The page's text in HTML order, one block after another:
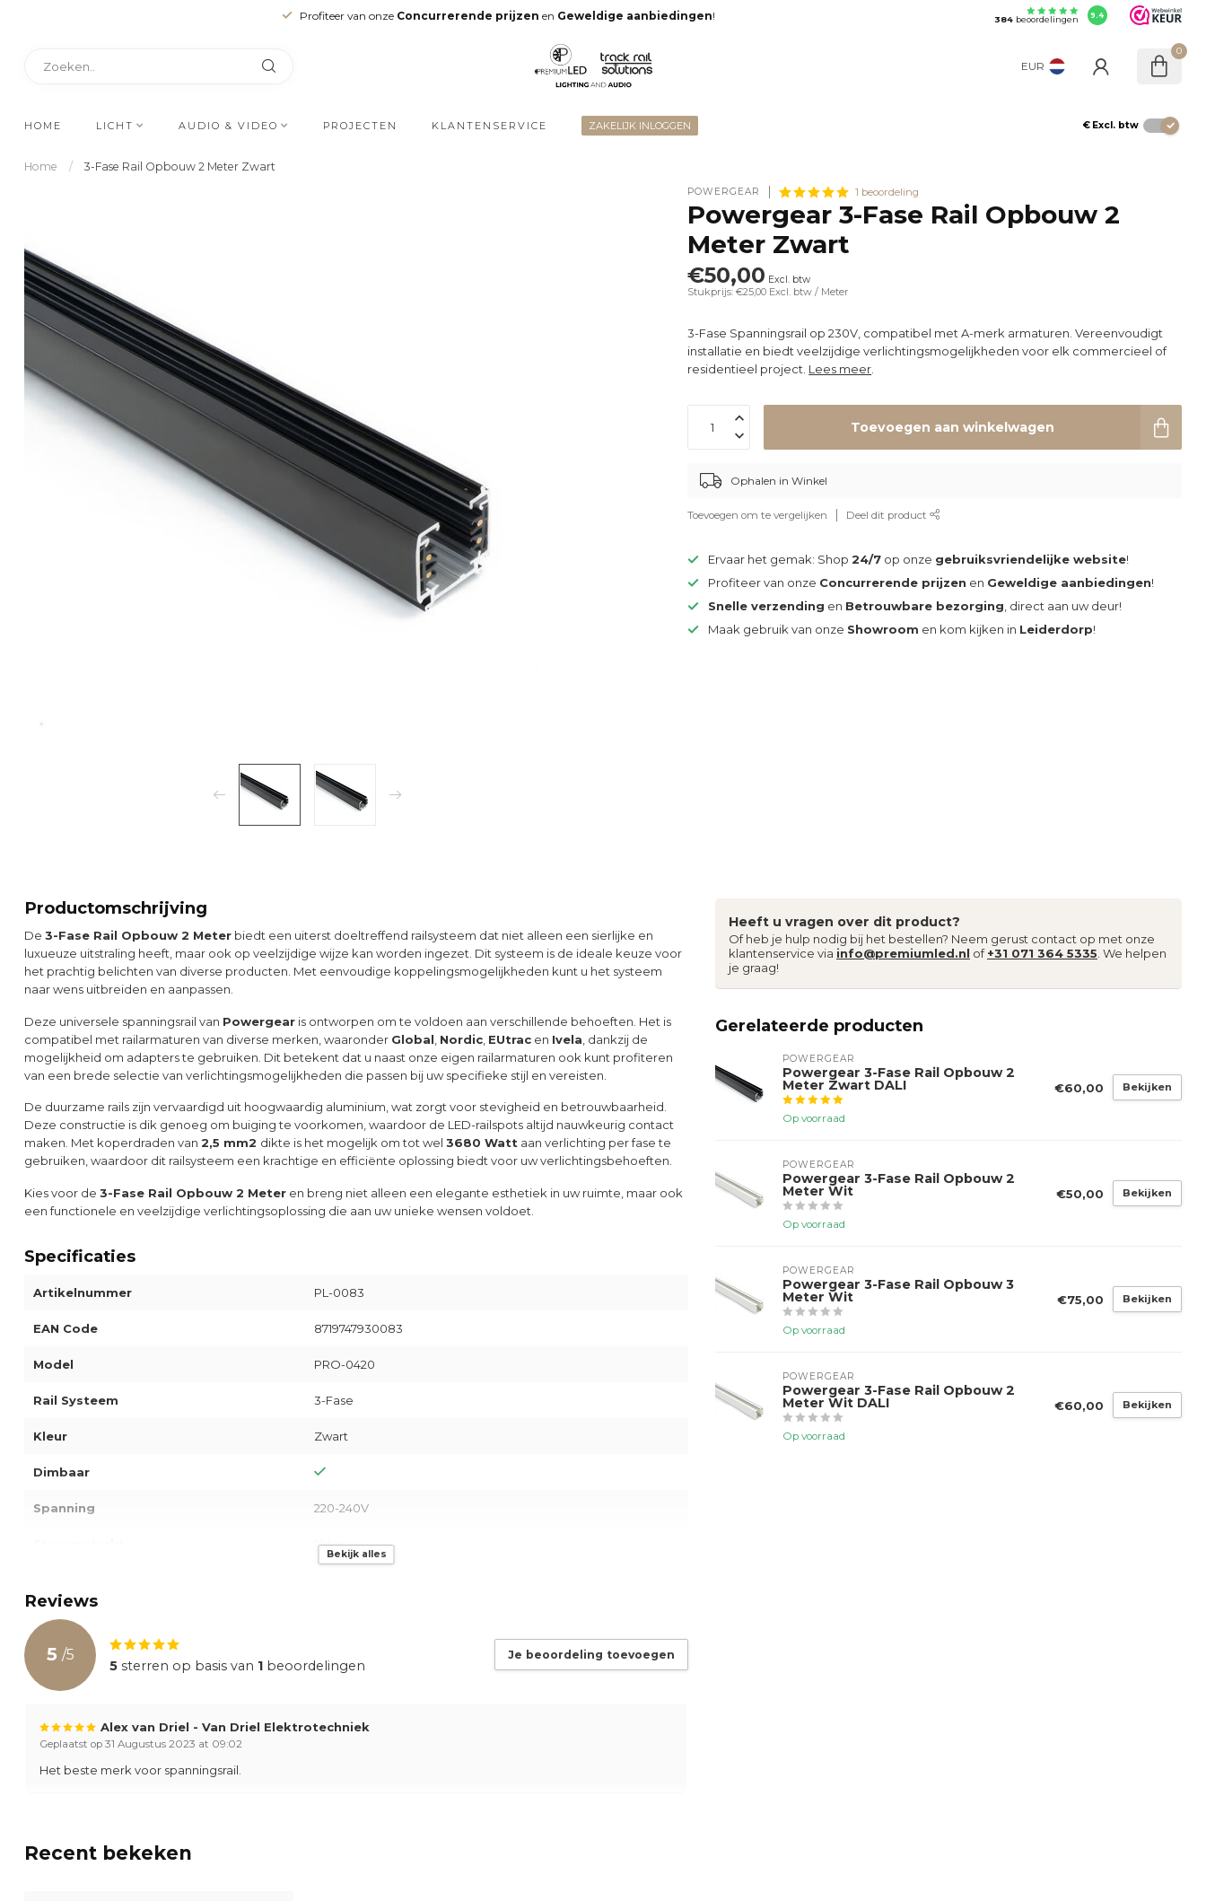
Profiteer van onze Concurrerende prijzen en Geweldige aanbiedingen! 384beoordelingen 9.4
EUR
0
HOME LICHT AUDIO & VIDEO PROJECTEN KLANTENSERVICE ZAKELIJK INLOGGEN € Excl. btw
Home / 3-Fase Rail Opbouw 2 Meter Zwart
POWERGEAR 1 beoordeling
Powergear 3-Fase Rail Opbouw 2
Meter Zwart
€50,00 Excl. btw
Stukprijs: €25,00 Excl. btw / Meter
3-Fase Spanningsrail op 230V, compatibel met A-merk armaturen. Vereenvoudigt
installatie en biedt veelzijdige verlichtingsmogelijkheden voor elk commercieel of
residentieel project. Lees meer
Toevoegen aan winkelwagen
Ophalen in Winkel
Toevoegen om te vergelijken Deel dit product
Ervaar het gemak: Shop24/7 op onze gebruiksvriendelijke website!
Profiteer van onze Concurrerende prijzen en Geweldige aanbiedingen!
Snelle verzending en Betrouwbare bezorging , direct aan uw deur!
Maak gebruik van onze Showroom en kom kijken in Leiderdorp!
Productomschrijving
De 3-Fase Rail Opbouw 2 Meter biedt een uiterst doeltreffend railsysteem dat niet alleen een sierlijke en
luxueuze uitstraling heeft, maar ook op veelzijdige wijze kan worden ingezet. Dit systeem is de ideale keuze voor
het prachtig belichten van diverse producten. Met eenvoudige koppelingsmogelijkheden kunt u het systeem
naar wens uitbreiden en aanpassen.
Deze universele spanningsrail van Powergear is ontworpen om te voldoen aan verschillende behoeften. Het is
compatibel met railarmaturen van diverse merken, waaronder Global Nordic EUtrac en Ivela , dankzij de
mogelijkheid om adapters te gebruiken. Dit betekent dat u naast onze eigen railarmaturen ook kunt profiteren
van een brede selectie van verlichtingsmogelijkheden die passen bij uw specifieke stijl en vereisten.
De duurzame rails zijn vervaardigd uit hoogwaardig aluminium, wat zorgt voor stevigheid en betrouwbaarheid.
Deze constructie is dik genoeg om buiging te voorkomen, waardoor de LED-railspots altijd nauwkeurig contact
maken. Met koperdraden van 2,5 mm2 dikte is het mogelijk om tot wel 3680 Watt aan verlichting per fase te
gebruiken, waardoor dit railsysteem een krachtige en efficiënte oplossing biedt voor uw verlichtingsbehoeften.
Kies voor de 3-Fase Rail Opbouw 2 Meter en breng niet alleen een elegante esthetiek in uw ruimte, maar ook
een functionele en veelzijdige verlichtingsoplossing die aan uw unieke wensen voldoet.
Specificaties
Artikelnummer PL-0083
EAN Code 8719747930083
Model PRO-0420
Rail Systeem 3-Fase
Kleur Zwart
Dimbaar
Spanning 220-240V
16A max.
Bekijk alles
Reviews
5 /5
5 sterren op basis van 1 beoordelingen
Je beoordeling toevoegen
Alex van Driel - Van Driel Elektrotechniek
Geplaatst op 31 Augustus 2023 at 09:02
Het beste merk voor spanningsrail.
Heeft u vragen over dit product?
Of heb je hulp nodig bij het bestellen? Neem gerust contact op met onze
klantenservice via info@premiumled.nl of+31 071 364 5335 . We helpen
je graag!
Gerelateerde producten
POWERGEAR
Powergear 3-Fase Rail Opbouw 2
Meter Zwart DALI
Op voorraad
€60,00 Bekijken
POWERGEAR
Powergear 3-Fase Rail Opbouw 2
Meter Wit
Op voorraad
€50,00 Bekijken
POWERGEAR
Powergear 3-Fase Rail Opbouw 3
Meter Wit
Op voorraad
€75,00 Bekijken
POWERGEAR
Powergear 3-Fase Rail Opbouw 2
Meter Wit DALI
Op voorraad
€60,00 Bekijken
Recent bekeken